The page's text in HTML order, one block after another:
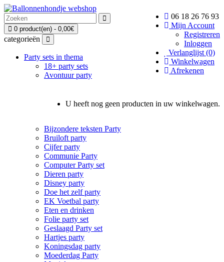
06 18 26 76 93
Mijn Account
Registreren
Inloggen
Verlanglijst (0)
Winkelwagen
Afrekenen
0 product(en) - 0,00€
U heeft nog geen producten in uw winkelwagen.
categorieën
Party sets in thema
18+ party sets
Avontuur party
Bijzondere teksten Party
Bruiloft party
Cijfer party
Communie Party
Computer Party set
Dieren party
Disney party
Doe het zelf party
EK Voetbal party
Eten en drinken
Folie party set
Geslaagd Party set
Hartjes party
Koningsdag party
Moederdag Party